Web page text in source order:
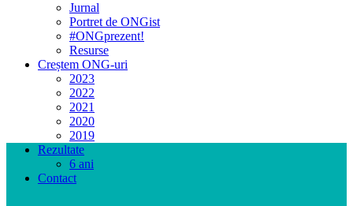
Jurnal
Portret de ONGist
#ONGprezent!
Resurse
Creștem ONG-uri
2023
2022
2021
2020
2019
Rezultate
6 ani
Contact